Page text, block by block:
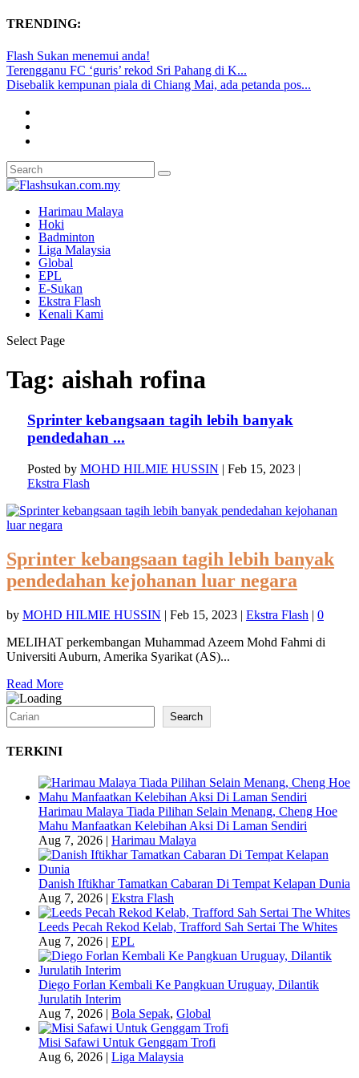
TRENDING:
Flash Sukan menemui anda!
Terengganu FC ‘guris’ rekod Sri Pahang di K...
Disebalik kempunan piala di Chiang Mai, ada petanda pos...
Harimau Malaya
Hoki
Badminton
Liga Malaysia
Global
EPL
E-Sukan
Ekstra Flash
Kenali Kami
Select Page
Tag: aishah rofina
Sprinter kebangsaan tagih lebih banyak
pendedahan ...
Posted by MOHD HILMIE HUSSIN | Feb 15, 2023|
Ekstra Flash
Sprinter kebangsaan tagih lebih banyak
pendedahan kejohanan luar negara
by MOHD HILMIE HUSSIN | Feb 15, 2023 | Ekstra Flash | 0
MELIHAT perkembangan Muhammad Azeem Mohd Fahmi di
Universiti Auburn, Amerika Syarikat (AS)...
Read More
Search Search
TERKINI
Harimau Malaya Tiada Pilihan Selain Menang, Cheng Hoe
Mahu Manfaatkan Kelebihan Aksi Di Laman Sendiri
Aug 7, 2026
Harimau Malaya
Danish Iftikhar Tamatkan Cabaran Di Tempat Kelapan Dunia
Aug 7, 2026
Ekstra Flash
Leeds Pecah Rekod Kelab, Trafford Sah Sertai The Whites
Aug 7, 2026
EPL
Diego Forlan Kembali Ke Pangkuan Uruguay, Dilantik
Jurulatih Interim
Aug 7, 2026
Bola Sepak, Global
Misi Safawi Untuk Genggam Trofi
Aug 6, 2026
Liga Malaysia